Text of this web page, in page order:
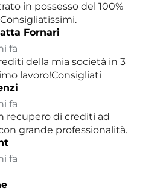
in possesso del 100%
Fornari
fa
della mia società in 3
lavoro!Consigliati
fa
recupero di crediti ad
grande professionalità.
fa